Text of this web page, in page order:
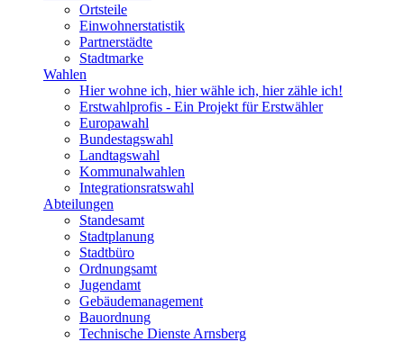
Ortsteile
Einwohnerstatistik
Partnerstädte
Stadtmarke
Wahlen
Hier wohne ich, hier wähle ich, hier zähle ich!
Erstwahlprofis - Ein Projekt für Erstwähler
Europawahl
Bundestagswahl
Landtagswahl
Kommunalwahlen
Integrationsratswahl
Abteilungen
Standesamt
Stadtplanung
Stadtbüro
Ordnungsamt
Jugendamt
Gebäudemanagement
Bauordnung
Technische Dienste Arnsberg